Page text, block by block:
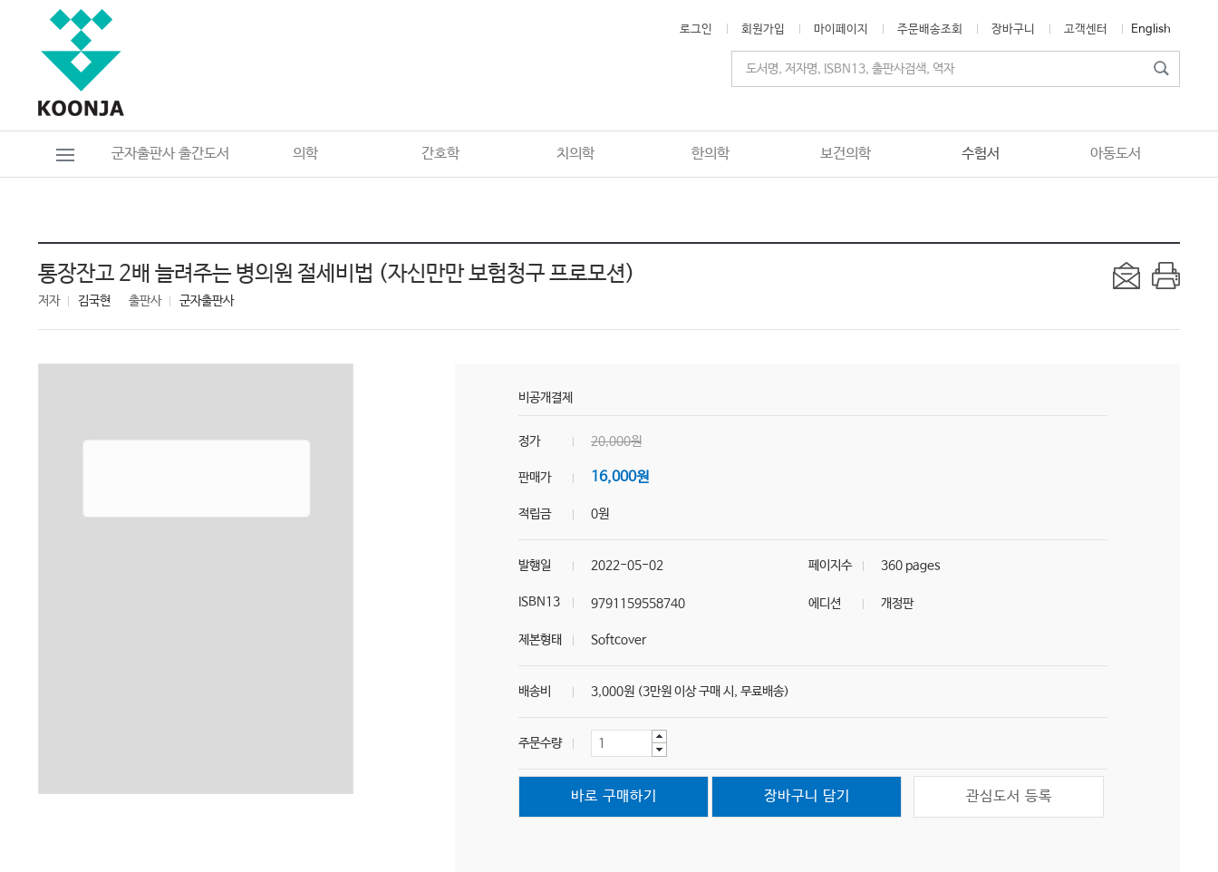
로그인 회원가입 마이페이지 주문배송조회 장바구니 고객센터 English
군자출판사 출간도서 의학 간호학 치의학 한의학 보건의학 수험서 아동도서
통장잔고 2배 늘려주는 병의원 절세비법 (자신만만 보험청구 프로모션)
저자 김국현 출판사 군자출판사
비공개결제
정가 20,000원
판매가 16,000원
적립금 0원
발행일 2022-05-02 페이지수 360 pages
ISBN13 9791159558740 에디션 개정판
제본형태 Softcover
배송비 3,000원 (3만원 이상 구매 시, 무료배송)
주문수량
바로 구매하기 장바구니 담기 관심도서 등록